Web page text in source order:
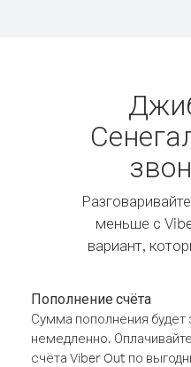
меньше с
вариант,
Пополнение счёта
Сумма пополнения будет
немедленно.
счёта Viber Out по